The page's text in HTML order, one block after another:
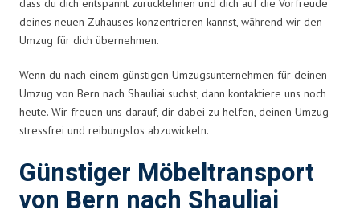
dass du dich entspannt zurücklehnen und dich auf die Vorfreude
deines neuen Zuhauses konzentrieren kannst, während wir den
Umzug für dich übernehmen.
Wenn du nach einem günstigen Umzugsunternehmen für deinen
Umzug von Bern nach Shauliai suchst, dann kontaktiere uns noch
heute. Wir freuen uns darauf, dir dabei zu helfen, deinen Umzug
stressfrei und reibungslos abzuwickeln.
Günstiger Möbeltransport
von Bern nach Shauliai